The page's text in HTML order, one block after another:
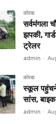
कोरबा
सर्वमंगला
झपकी,
ट्रेलर
admin -
कोरबा
स्कूल
सांस,
admin -